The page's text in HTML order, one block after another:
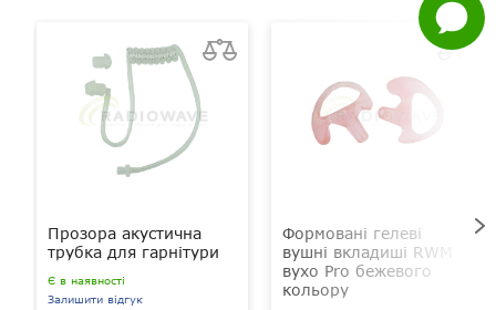
Задати
питання
Прозора акустична
трубка для гарнітури
Є в наявності
Залишити відгук
Формовані гелеві
вушні вкладиші RWM
вухо Pro бежевого
кольору